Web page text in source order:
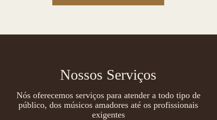
Nossos Serviços
Nós oferecemos serviços para atender a todo tipo de
público, dos músicos amadores até os profissionais
exigentes